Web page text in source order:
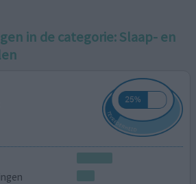
in de categorie:Slaap- en